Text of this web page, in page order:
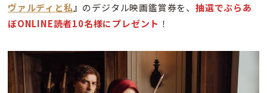
ヴァルディと私』 のデジタル映画鑑賞券を、抽選でぶらあ
ぼONLINE読者10名様にプレゼント ！